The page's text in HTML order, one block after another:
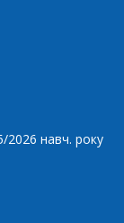
2026 навч. року